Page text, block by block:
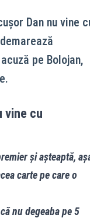
Dan nu vine
pe Bolojan,
vine cu
și așteaptă,
carte pe care o
nu degeaba pe 5